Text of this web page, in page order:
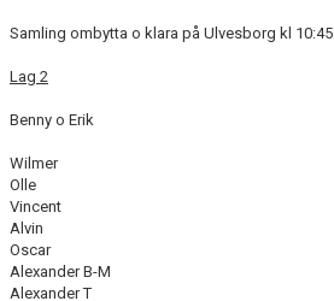
Samling ombytta o klara på Ulvesborg kl 10:45
Lag 2
Benny o Erik
Wilmer
Olle
Vincent
Alvin
Oscar
Alexander B-M
Alexander T